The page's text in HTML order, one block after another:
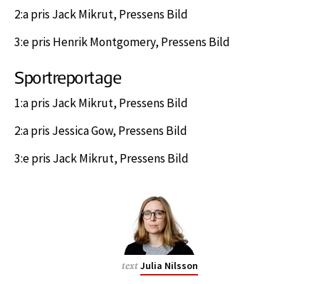
2:a pris Jack Mikrut, Pressens Bild
3:e pris Henrik Montgomery, Pressens Bild
Sportreportage
1:a pris Jack Mikrut, Pressens Bild
2:a pris Jessica Gow, Pressens Bild
3:e pris Jack Mikrut, Pressens Bild
text Julia Nilsson